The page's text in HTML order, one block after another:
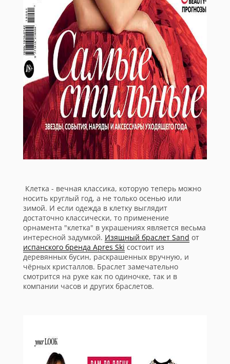
Клетка - вечная классика, которую теперь можно
носить круглый год, а не только осенью или
зимой. И если одежда в клетку выглядит
достаточно классически, то применение
орнамента "клетка" в украшениях является весьма
интересной задумкой. Изящный браслет Sand от
испанского бренда Apres Ski состоит из
деревянных бусин, раскрашенных вручную, и
чёрных кристаллов. Браслет замечательно
смотрится на руке как по одиночке, так и в
компании часов и других браслетов.